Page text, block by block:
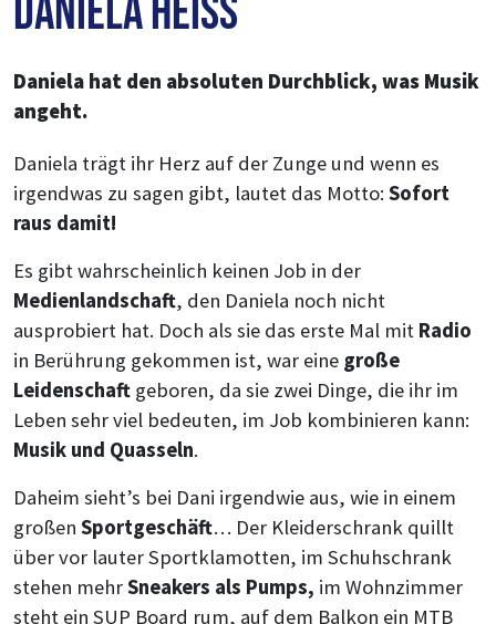
Daniela Heiss
Daniela hat den absoluten Durchblick, was Musik
angeht.
Daniela trägt ihr Herz auf der Zunge und wenn es
irgendwas zu sagen gibt, lautet das Motto: Sofort
raus damit!
Es gibt wahrscheinlich keinen Job in der
Medienlandschaft, den Daniela noch nicht
ausprobiert hat. Doch als sie das erste Mal mit Radio
in Berührung gekommen ist, war eine große
Leidenschaft geboren, da sie zwei Dinge, die ihr im
Leben sehr viel bedeuten, im Job kombinieren kann:
Musik und Quasseln.
Daheim sieht’s bei Dani irgendwie aus, wie in einem
großen Sportgeschäft… Der Kleiderschrank quillt
über vor lauter Sportklamotten, im Schuhschrank
stehen mehrSneakers als Pumps, im Wohnzimmer
steht ein SUP Board rum, auf dem Balkon ein MTB